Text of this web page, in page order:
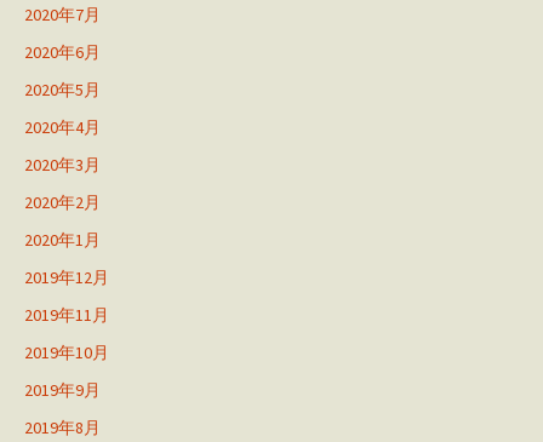
2020年7月
2020年6月
2020年5月
2020年4月
2020年3月
2020年2月
2020年1月
2019年12月
2019年11月
2019年10月
2019年9月
2019年8月